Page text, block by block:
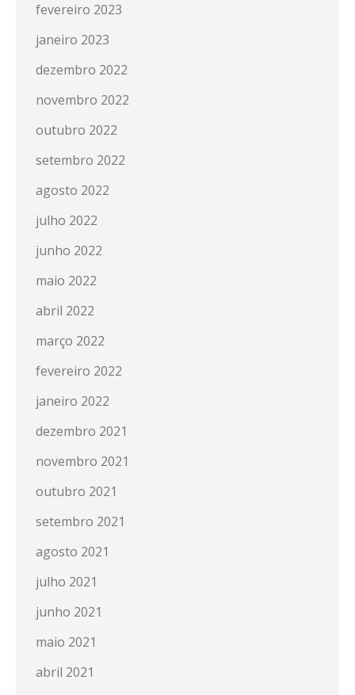
fevereiro 2023
janeiro 2023
dezembro 2022
novembro 2022
outubro 2022
setembro 2022
agosto 2022
julho 2022
junho 2022
maio 2022
abril 2022
março 2022
fevereiro 2022
janeiro 2022
dezembro 2021
novembro 2021
outubro 2021
setembro 2021
agosto 2021
julho 2021
junho 2021
maio 2021
abril 2021